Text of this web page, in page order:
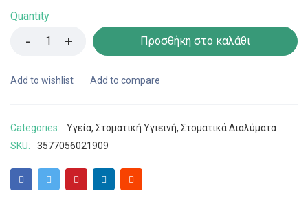
Quantity
Προσθήκη στο καλάθι
Categories: Υγεία, Στοματική Υγιεινή, Στοματικά Διαλύματα
SKU:
3577056021909